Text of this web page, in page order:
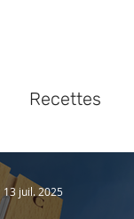
Recettes
Marque
13 juil. 2025